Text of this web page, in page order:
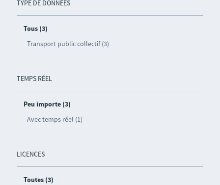
TYPE DE DONNÉES
Tous (3)
Transport public collectif (3)
TEMPS RÉEL
Peu importe (3)
Avec temps réel (1)
LICENCES
Toutes (3)